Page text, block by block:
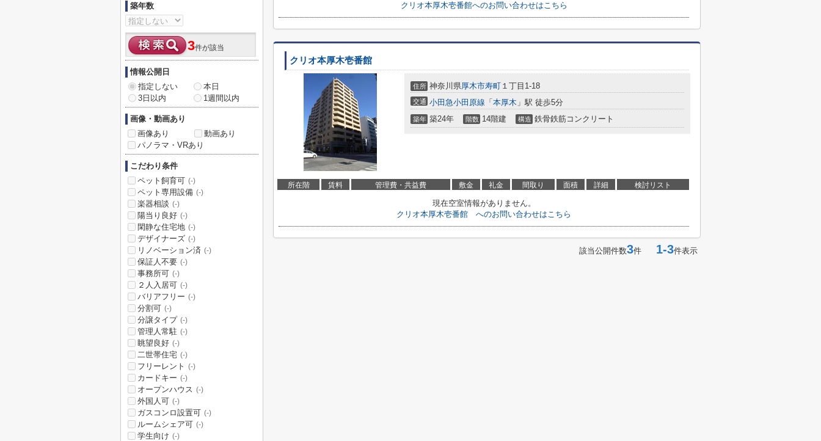
クリオ本厚木壱番館へのお問い合わせはこちら
クリオ本厚木壱番館
住所 神奈川県厚木市寿町 １丁目1-18
交通 小田急小田原線 「 本厚木 」駅 徒歩5分
築年 築24年 階数 14階建 構造 鉄骨鉄筋コンクリート
所在階 賃料 管理費・共益費 敷金 礼金 間取り 面積 詳細 検討リスト
現在空室情報がありません。
クリオ本厚木壱番館 へのお問い合わせはこちら
該当公開件数3件 1-3件表示
築年数
3件が該当
情報公開日
指定しない
本日
3日以内
1週間以内
画像・動画あり
画像あり
動画あり
パノラマ・VRあり
こだわり条件
ペット飼育可 (-)
ペット専用設備 (-)
楽器相談 (-)
陽当り良好 (-)
閑静な住宅地 (-)
デザイナーズ (-)
リノベーション済 (-)
保証人不要 (-)
事務所可 (-)
２人入居可 (-)
バリアフリー (-)
分割可 (-)
分譲タイプ (-)
管理人常駐 (-)
眺望良好 (-)
二世帯住宅 (-)
フリーレント (-)
カードキー (-)
オープンハウス (-)
外国人可 (-)
ガスコンロ設置可 (-)
ルームシェア可 (-)
学生向け (-)